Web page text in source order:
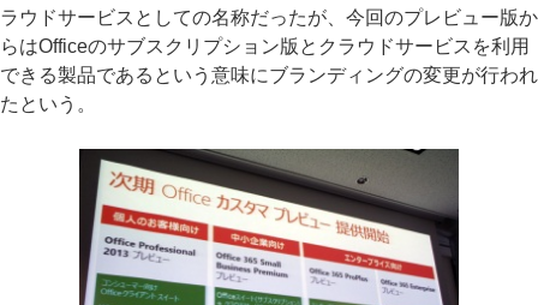
ラウドサービスとしての名称だったが、今回のプレビュー版か
らはOfficeのサブスクリプション版とクラウドサービスを利用
できる製品であるという意味にブランディングの変更が行われ
たという。